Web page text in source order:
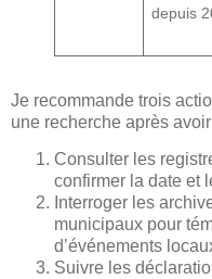
depuis
Je recommande trois
une recherche après
Consulter les
confirmer la date et
Interroger les
municipaux pour
d’événements
Suivre les